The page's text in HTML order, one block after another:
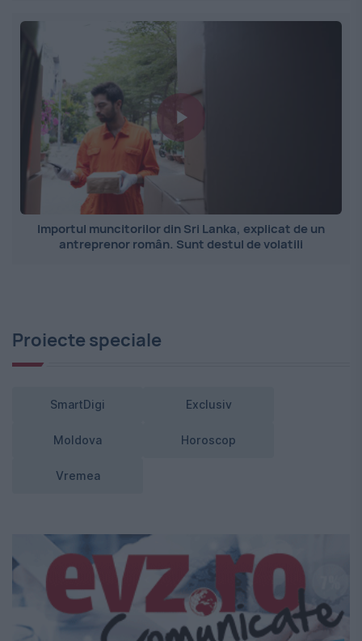
Importul muncitorilor din Sri Lanka, explicat de un
antreprenor român. Sunt destul de volatili
Proiecte speciale
SmartDigi Exclusiv
Moldova Horoscop
Vremea